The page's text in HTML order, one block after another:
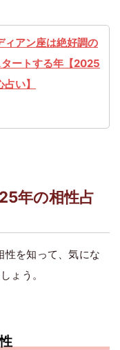
ィアン座は絶好調の
ートする年【2025
い】
年の相性占
性を知って、気にな
ょう。